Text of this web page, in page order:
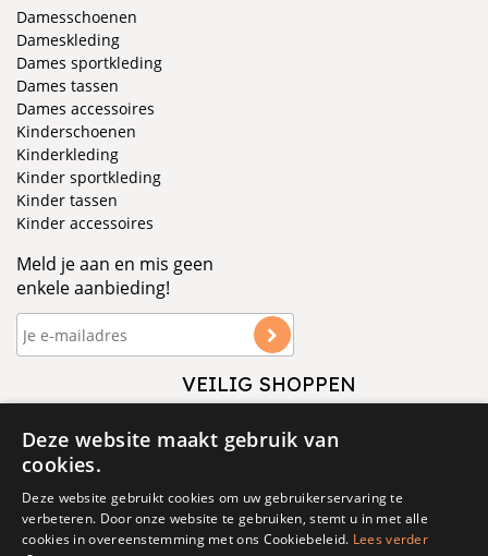
Damesschoenen
Dameskleding
Dames sportkleding
Dames tassen
Dames accessoires
Kinderschoenen
Kinderkleding
Kinder sportkleding
Kinder tassen
Kinder accessoires
Meld je aan en mis geen
enkele aanbieding!
VEILIG SHOPPEN
Deze website maakt gebruik van
cookies.
Deze website gebruikt cookies om uw gebruikerservaring te
verbeteren. Door onze website te gebruiken, stemt u in met alle
cookies in overeenstemming met ons Cookiebeleid. Lees verder